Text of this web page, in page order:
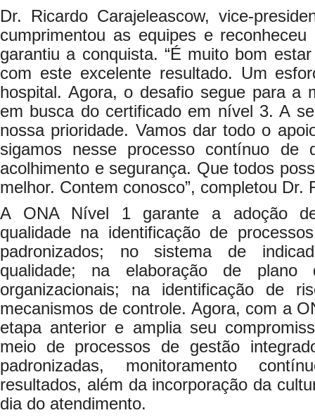
Dr. Ricardo Carajeleascow, vice-
cumprimentou as equipes e
garantiu a conquista. “É muito bom
com este excelente resultado. Um
hospital. Agora, o desafio segue para a
em busca do certificado em nível 3. A
nossa prioridade. Vamos dar todo o
sigamos nesse processo contínuo de
acolhimento e segurança. Que todos
melhor. Contem conosco”, completou Dr.
A ONA Nível 1 garante a adoção
qualidade na identificação de
padronizados; no sistema de
qualidade; na elaboração de
organizacionais; na identificação de
mecanismos de controle. Agora, com a
etapa anterior e amplia seu
meio de processos de gestão
padronizadas, monitoramento
resultados, além da incorporação da
dia do atendimento.